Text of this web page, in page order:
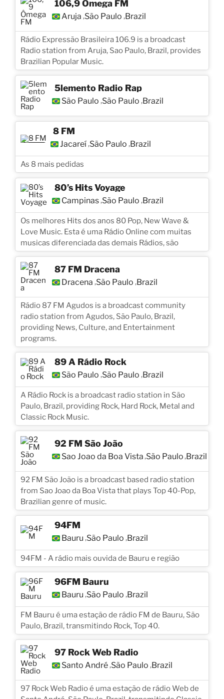
106,9 Ômega FM
Aruja ,São Paulo ,Brazil
Rádio Expressão Brasileira 106.9 is a broadcast
Radio station from Aruja, Sao Paulo, Brazil, provides
Brazilian Popular Music.
5lemento Radio Rap
São Paulo ,São Paulo ,Brazil
8 FM
Jacareí,São Paulo ,Brazil
As 8 mais pedidas
80’s Hits Voyage
Campinas,São Paulo ,Brazil
Os melhores Hits dos anos 80 Pop, New Wave &
Love Music. Esta é uma Rádio Online com muitas
musicas diferenciada das demais Rádios, são
87 FM Dracena
Dracena ,São Paulo ,Brazil
Rádio 87 FM Agudos is a broadcast community
radio station from Agudos, São Paulo, Brazil,
providing News, Culture, and Entertainment
programs.
89 A Rádio Rock
São Paulo ,São Paulo ,Brazil
A Rádio Rock is a broadcast radio station in São
Paulo, Brazil, providing Rock, Hard Rock, Metal and
Classic Rock Music.
92 FM São João
Sao Joao da Boa Vista,São Paulo,Brazil
92 FM São João is a broadcast based radio station
from Sao Joao da Boa Vista that plays Top 40-Pop,
Brazilian genre of music.
94FM
Bauru ,São Paulo ,Brazil
94FM - A rádio mais ouvida de Bauru e região
96FM Bauru
Bauru ,São Paulo ,Brazil
FM Bauru é uma estação de rádio FM de Bauru, São
Paulo, Brazil, transmitindo Rock, Top 40.
97 Rock Web Radio
Santo André,São Paulo ,Brazil
97 Rock Web Radio é uma estação de rádio Web de